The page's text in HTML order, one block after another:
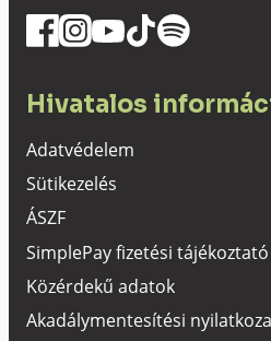
Hivatalos
Adatvédelem
Sütikezelés
ÁSZF
SimplePay fizetési tájékoztató
Közérdekű adatok
Akadálymentesítési